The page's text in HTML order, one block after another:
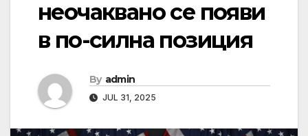
неочаквано се появи
в по-силна позиция
By admin
JUL 31, 2025